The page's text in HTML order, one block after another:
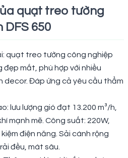
quạt treo tường
DFS 650
quạt treo tường công nghiệp
đẹp mắt, phù hợp với nhiều
decor. Đáp ứng cả yêu cầu thẩm
lưu lượng gió đạt 13.200 m³/h,
mạnh mẽ. Công suất: 220W,
điện năng. Sải cánh rộng
đều, mát sâu.